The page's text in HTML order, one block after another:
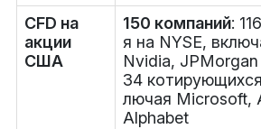
CFD на
акции
США
150 компаний:
я на NYSE,
Nvidia,
34
лючая Microsoft,
Alphabet